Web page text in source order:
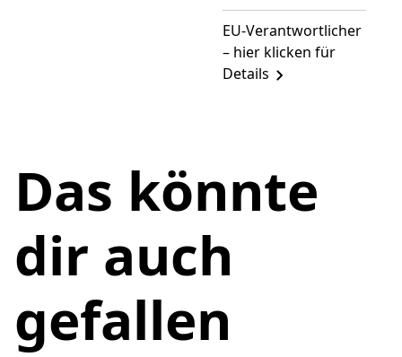
EU-Verantwortlicher
– hier klicken für
Details
Das könnte
dir auch
gefallen